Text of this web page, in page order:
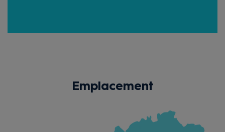
Emplacement